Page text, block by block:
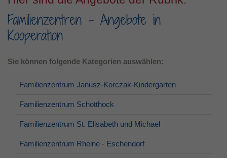
Familienzentren - Angebote in
Kooperation
Sie können folgende Kategorien auswählen:
Familienzentrum Janusz-Korczak-Kindergarten
Familienzentrum Schotthock
Familienzentrum St. Elisabeth und Michael
Familienzentrum Rheine - Eschendorf
Laufzeit 1 Jahr
speichern.